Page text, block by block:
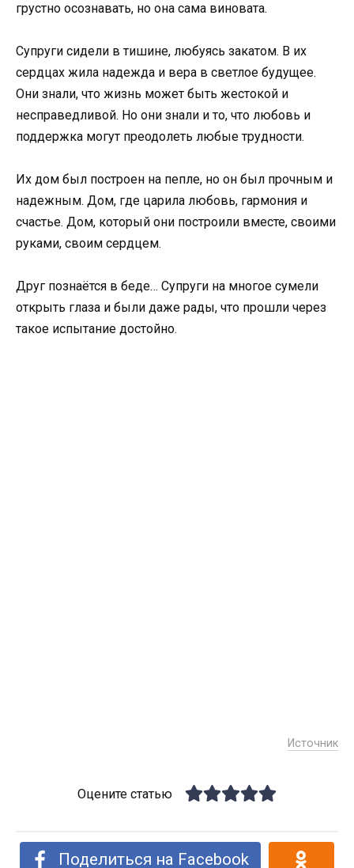
грустно осознавать, но она сама виновата.
Супруги сидели в тишине, любуясь закатом. В их
сердцах жила надежда и вера в светлое будущее.
Они знали, что жизнь может быть жестокой и
несправедливой. Но они знали и то, что любовь и
поддержка могут преодолеть любые трудности.
Их дом был построен на пепле, но он был прочным и
надежным. Дом, где царила любовь, гармония и
счастье. Дом, который они построили вместе, своими
руками, своим сердцем.
Друг познаётся в беде… Супруги на многое сумели
открыть глаза и были даже рады, что прошли через
такое испытание достойно.
Источник
Оцените статью
Поделиться на Facebook